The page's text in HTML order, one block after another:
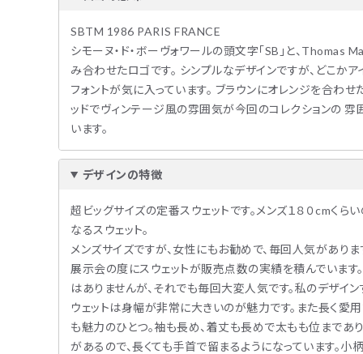
SBTM 1986 PARIS FRANCE
シモーヌ・ド・ボーヴォワールの頭文字「SB」と、Thomas
み合わせたロゴです。 シンプルなデザインですが、どこか
フォントが気に入っています。 ブラウンにオレンジを合わせ
ッドでヴィンテージ風の雰囲気が今回のコレクションの 雰
います。
デザインの特徴
超ビッグサイズの定番スウェットです。メンズ１８０cmくら
なるスウェット。
メンズサイズですが、女性にもお勧めで、毎回人気がありま
展示会の度にスウェットが販売点数の実績を積んでいます
はありませんが、それでも毎回大変人気です。私のデザイ
ウェットは身幅が非常に大きいのが魅力です。また長く愛
も魅力のひとつ。袖も長め、着丈も長めで太もも位まであ
があるので、長くても手首で留まるようになっています。小